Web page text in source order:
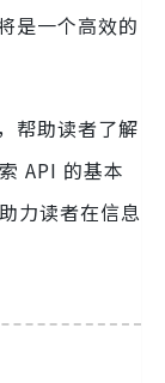
是一个高效的
帮助读者了解
API 的基本
力读者在信息